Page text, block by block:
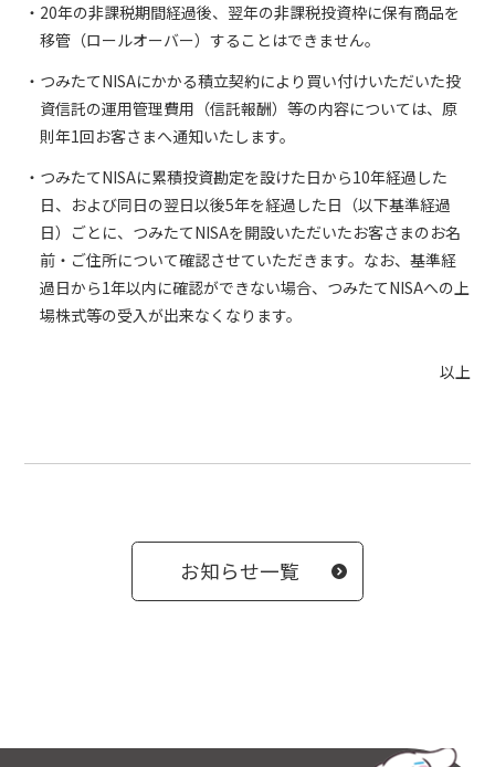
20年の非課税期間経過後、翌年の非課税投資枠に保有商品を
移管（ロールオーバー）することはできません。
つみたてNISAにかかる積立契約により買い付けいただいた投
資信託の運用管理費用（信託報酬）等の内容については、原
則年1回お客さまへ通知いたします。
つみたてNISAに累積投資勘定を設けた日から10年経過した
日、および同日の翌日以後5年を経過した日（以下基準経過
日）ごとに、つみたてNISAを開設いただいたお客さまのお名
前・ご住所について確認させていただきます。なお、基準経
過日から1年以内に確認ができない場合、つみたてNISAへの上
場株式等の受入が出来なくなります。
以上
お知らせ一覧